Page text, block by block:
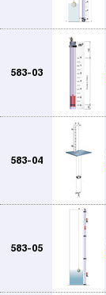
583-03
583-04
583-05